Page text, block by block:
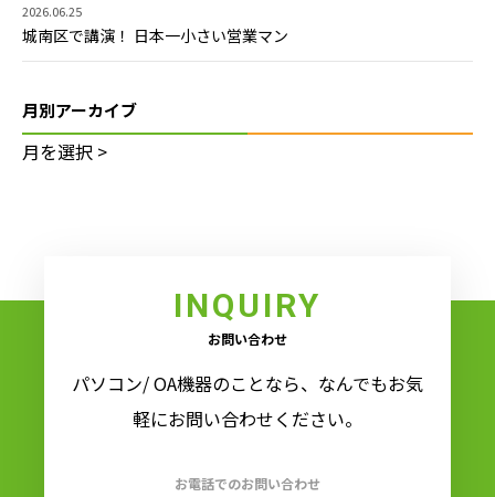
2026.06.25
城南区で講演！ 日本一小さい営業マン
月別アーカイブ
INQUIRY
お問い合わせ
パソコン/ OA機器のことなら、なんでもお気
軽にお問い合わせください。
お電話でのお問い合わせ